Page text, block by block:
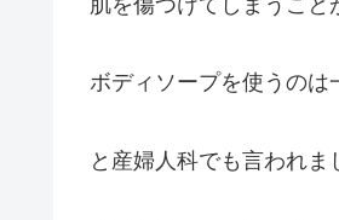
ボディソープを使うのは
と産婦人科でも言われま